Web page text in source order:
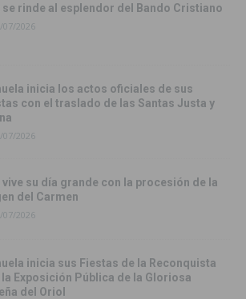
se rinde al esplendor del Bando Cristiano
07/2026
inicia los actos oficiales de sus
con el traslado de las Santas Justa y
07/2026
vive su día grande con la procesión de la
del Carmen
07/2026
inicia sus Fiestas de la Reconquista
la Exposición Pública de la Gloriosa
del Oriol